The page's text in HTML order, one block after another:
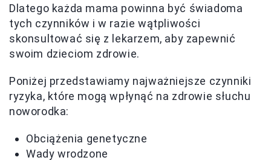
Dlatego każda mama powinna być świadoma
tych czynników i w razie wątpliwości
skonsultować się z lekarzem, aby zapewnić
swoim dzieciom zdrowie.
Poniżej przedstawiamy najważniejsze czynniki
ryzyka, które mogą wpłynąć na zdrowie słuchu
noworodka:
Obciążenia genetyczne
Wady wrodzone